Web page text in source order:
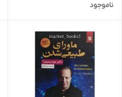
ناموجود